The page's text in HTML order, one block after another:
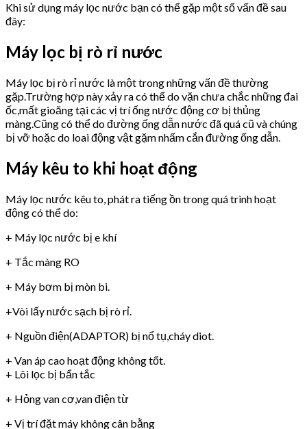
Khi sử dụng máy lọc nước bạn có thể gặp một số vấn đề sau
đây:
Máy lọc bị rò rỉ nước
Máy lọc bị rò rỉ nước là một trong những vấn đề thường
gặp.Trường hợp này xảy ra có thể do vặn chưa chắc những đai
ốc,mất gioăng tại các vị trí ống nước động cơ bị thủng
màng.Cũng có thể do đường ống dẫn nước đã quá cũ và chúng
bị vỡ hoặc do loai động vật gặm nhấm cắn đường ống dẫn.
Máy kêu to khi hoạt động
Máy lọc nước kêu to, phát ra tiếng ồn trong quá trình hoạt
động có thể do:
+ Máy lọc nước bị e khí
+ Tắc màng RO
+ Máy bơm bị mòn bi.
+Vòi lấy nước sạch bị rò rỉ.
+ Nguồn điện(ADAPTOR) bị nổ tụ,cháy diot.
+ Van áp cao hoạt động không tốt.
+ Lõi lọc bị bẩn tắc
+ Hỏng van cơ,van điện từ
+ Vị trí đặt máy không cân bằng